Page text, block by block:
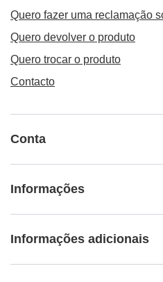
Quero fazer uma reclamação
Quero devolver o produto
Quero trocar o produto
Contacto
Conta
Informações
Informações adicionais